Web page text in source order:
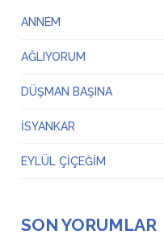
ANNEM
AĞLIYORUM
DÜŞMAN BAŞINA
İSYANKAR
EYLÜL ÇİÇEĞİM
SON YORUMLAR